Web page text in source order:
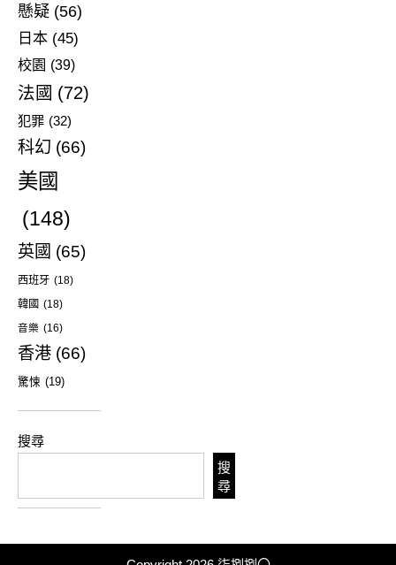
懸疑 (56)
日本 (45)
校園 (39)
法國 (72)
犯罪 (32)
科幻 (66)
美國
(148)
英國 (65)
西班牙 (18)
韓國 (18)
音樂 (16)
香港 (66)
驚悚 (19)
搜尋
搜
尋